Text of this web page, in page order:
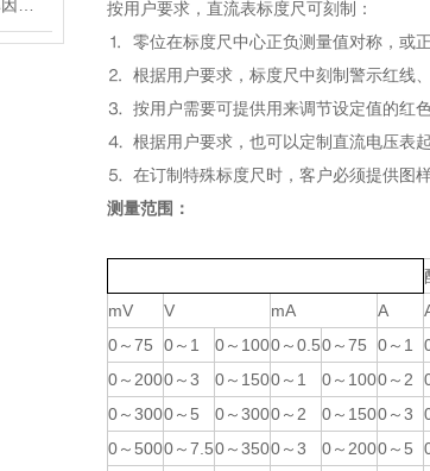
按用户要求，直流表标度尺可刻制：
⒈ 零位在标度尺中心正负测量值对称，或
⒉ 根据用户要求，标度尺中刻制警示红线
⒊ 按用户需要可提供用来调节设定值的红色
⒋ 根据用户要求，也可以定制直流电压表
⒌ 在订制特殊标度尺时，客户必须提供图样
测量范围：
mV
V mA A
0～75
0～1 0～1000～0.50～75 0～1
0～2000～3 0～1500～1 0～1000～2
0～3000～5 0～3000～2 0～1500～3
0～5000～7.50～3500～3 0～2000～5